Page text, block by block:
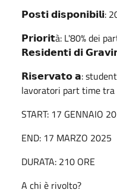
𝗣𝗼𝘀𝘁𝗶 𝗱𝗶𝘀𝗽𝗼𝗻𝗶𝗯𝗶𝗹𝗶:
𝗣𝗿𝗶𝗼𝗿𝗶𝘁à: L'80% dei
𝗥𝗲𝘀𝗶𝗱𝗲𝗻𝘁𝗶 𝗱𝗶
𝗥𝗶𝘀𝗲𝗿𝘃𝗮𝘁𝗼 𝗮:
lavoratori part time
START: 17 GENNAIO
END: 17 MARZO 2025
DURATA: 210 ORE
A chi è rivolto?